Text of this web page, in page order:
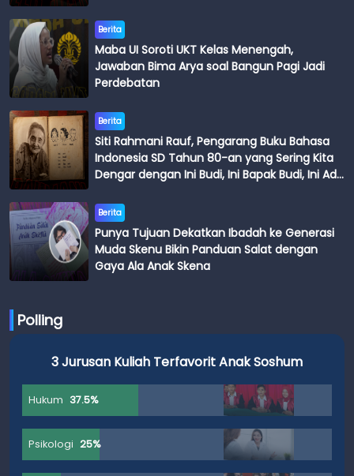
Berita
Maba UI Soroti UKT Kelas Menengah,
Jawaban Bima Arya soal Bangun Pagi Jadi
Perdebatan
Berita
Siti Rahmani Rauf, Pengarang Buku Bahasa
Indonesia SD Tahun 80-an yang Sering Kita
Dengar dengan Ini Budi, Ini Bapak Budi, Ini Adik
Berita
Punya Tujuan Dekatkan Ibadah ke Generasi
Muda Skenu Bikin Panduan Salat dengan
Gaya Ala Anak Skena
Polling
3 Jurusan Kuliah Terfavorit Anak Soshum
Hukum 37.5%
Psikologi 25%